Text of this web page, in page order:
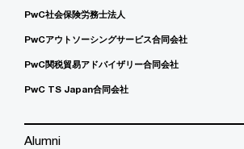
PwC社会保険労務士法人
PwCアウトソーシングサービス合同会社
PwC関税貿易アドバイザリー合同会社
PwC TS Japan合同会社
Alumni